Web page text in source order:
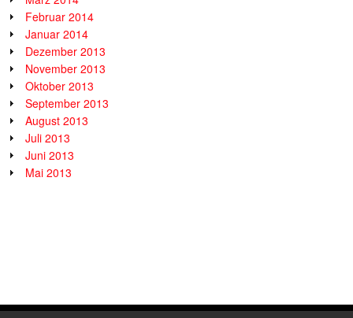
Februar 2014
Januar 2014
Dezember 2013
November 2013
Oktober 2013
September 2013
August 2013
Juli 2013
Juni 2013
Mai 2013